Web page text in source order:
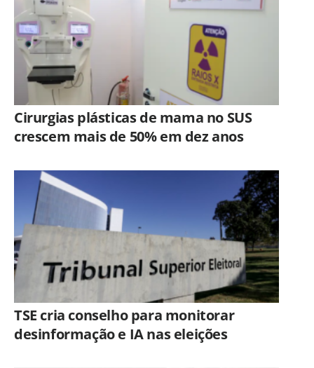
Cirurgias plásticas de mama no SUS
crescem mais de 50% em dez anos
TSE cria conselho para monitorar
desinformação e IA nas eleições